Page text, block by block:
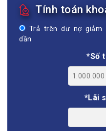
Tính toán
Trả trên dư nợ giảm
dần
*Số
*Lãi